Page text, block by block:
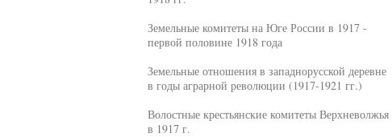
Земельные комитеты на Юге России в 1917 -
первой половине 1918 года
Земельные отношения в западнорусской деревне
в годы аграрной революции (1917-1921 гг.)
Волостные крестьянские комитеты Верхневолжья
в 1917 г.